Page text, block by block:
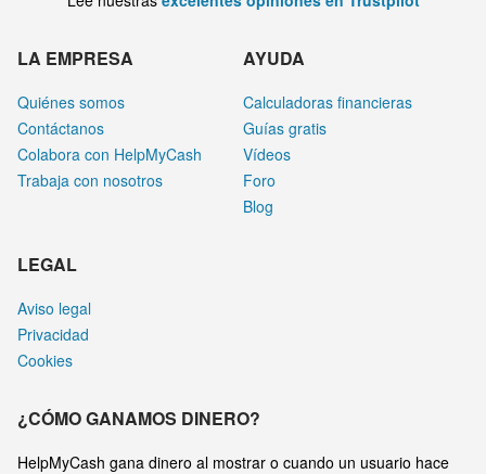
LA EMPRESA
Quiénes somos
Contáctanos
Colabora con HelpMyCash
Trabaja con nosotros
AYUDA
Calculadoras financieras
Guías gratis
Vídeos
Foro
Blog
LEGAL
Aviso legal
Privacidad
Cookies
¿CÓMO GANAMOS DINERO?
HelpMyCash gana dinero al mostrar o cuando un usuario hace